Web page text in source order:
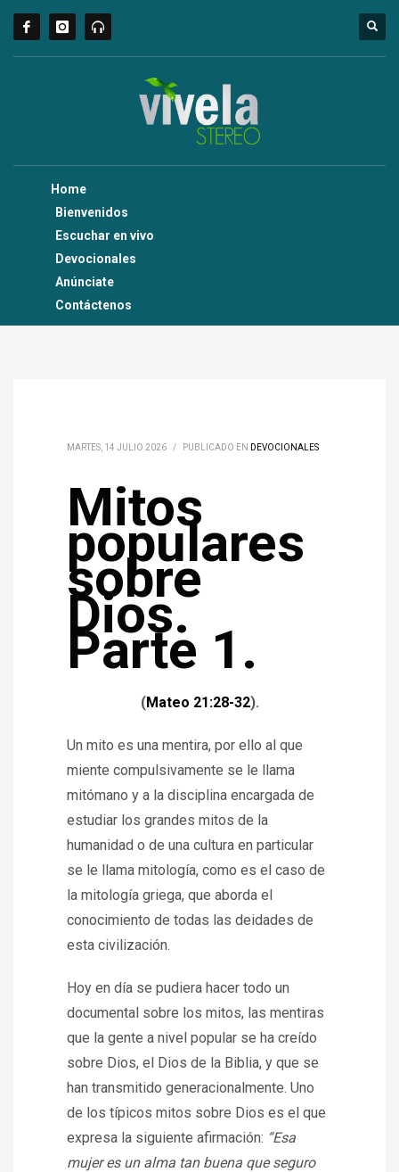
Home
Bienvenidos
Escuchar en vivo
Devocionales
Anúnciate
Contáctenos
MARTES, 14 JULIO 2026 / PUBLICADO EN DEVOCIONALES
Mitos
populares
sobre
Dios.
Parte 1.
(Mateo 21:28-32).
Un mito es una mentira, por ello al que
miente compulsivamente se le llama
mitómano y a la disciplina encargada de
estudiar los grandes mitos de la
humanidad o de una cultura en particular
se le llama mitología, como es el caso de
la mitología griega, que aborda el
conocimiento de todas las deidades de
esta civilización.
Hoy en día se pudiera hacer todo un
documental sobre los mitos, las mentiras
que la gente a nivel popular se ha creído
sobre Dios, el Dios de la Biblia, y que se
han transmitido generacionalmente. Uno
de los típicos mitos sobre Dios es el que
expresa la siguiente afirmación: “Esa
mujer es un alma tan buena que seguro